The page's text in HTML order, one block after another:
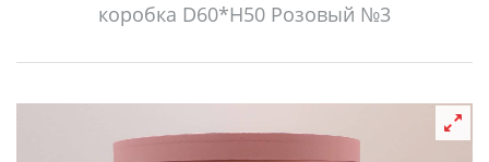
коробка D60*H50 Розовый №3